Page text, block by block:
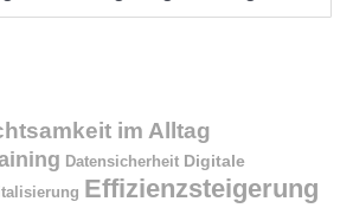
im Alltag
Datensicherheit Digitale
Effizienzsteigerung